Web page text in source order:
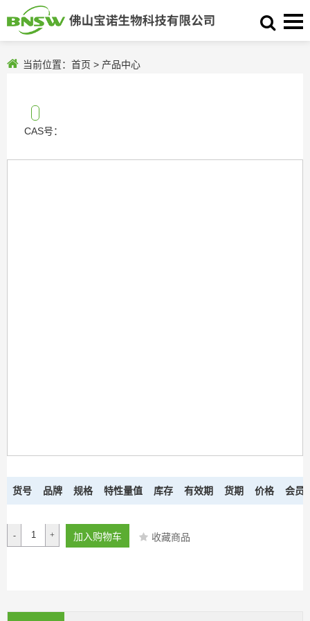
当前位置： 首页 > 产品中心
CAS号：
货号 品牌 规格 特性量值 库存 有效期 货期 价格 会员
- + 加入购物车 收藏商品